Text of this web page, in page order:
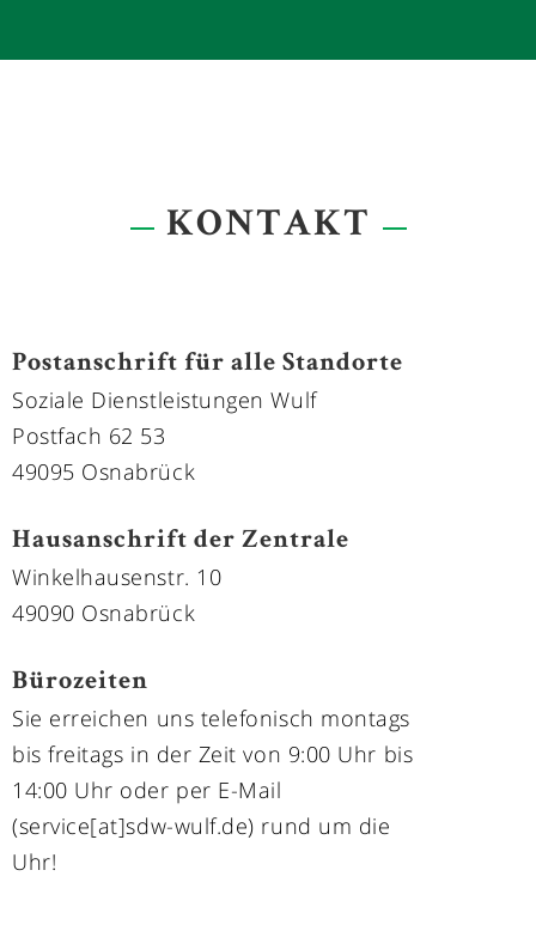
KONTAKT
Postanschrift für alle Standorte
Soziale Dienstleistungen Wulf
Postfach 62 53
49095 Osnabrück
Hausanschrift der Zentrale
Winkelhausenstr. 10
49090 Osnabrück
Bürozeiten
Sie erreichen uns telefonisch montags
bis freitags in der Zeit von 9:00 Uhr bis
14:00 Uhr oder per E-Mail
(service[at]sdw-wulf.de) rund um die
Uhr!